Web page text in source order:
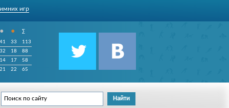
игр
• •
∑
41 33
113
32 18
88
14 17
58
21 22 65